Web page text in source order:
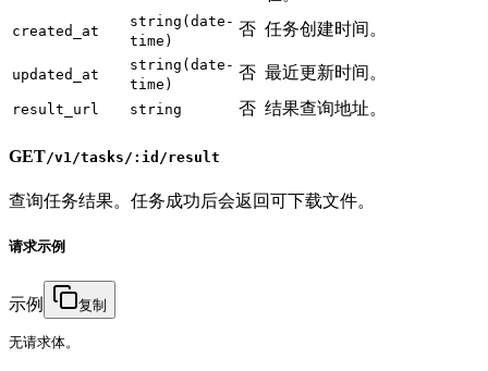
created_at
string(date-
time)
否 任务创建时间。
updated_at
string(date-
time)
否 最近更新时间。
result_url string 否 结果查询地址。
GET/v1/tasks/:id/result
查询任务结果。任务成功后会返回可下载文件。
请求示例
示例 复制
无请求体。